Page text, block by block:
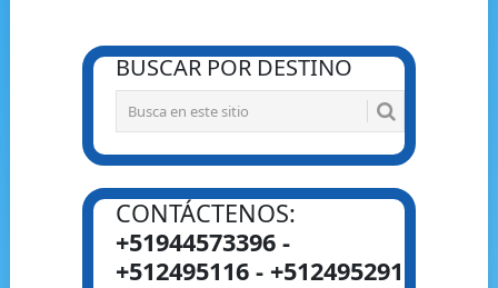
BUSCAR POR DESTINO
CONTÁCTENOS:
+51944573396 -
+512495116 - +512495291